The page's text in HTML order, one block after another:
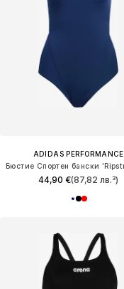
ADIDAS PERFORMANCE
44,90 €(87,82 лв.³)